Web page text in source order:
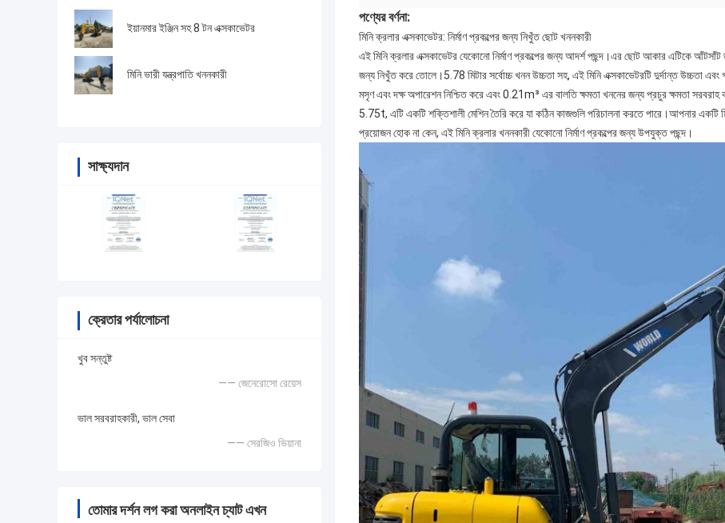
ইয়ানমার ইঞ্জিন সহ 8 টন এক্সকাভেটর
মিনি ভারী যন্ত্রপাতি খননকারী
সাক্ষ্যদান
ক্রেতার পর্যালোচনা
খুব সন্তুষ্ট
—— জেনেরোসো রেয়েস
ভাল সরবরাহকারী, ভাল সেবা
—— সেরজিও ভিয়ানা
তোমার দর্শন লগ করা অনলাইন চ্যাট এখন
পণ্যের বর্ণনা:
মিনি ক্রলার এক্সকাভেটর: নির্মাণ প্রকল্পের জন্য নিখুঁত ছোট খননকারী
এই মিনি ক্রলার এক্সকাভেটর যেকোনো নির্মাণ প্রকল্পের জন্য আদর্শ পছন্দ।এর ছোট আকার এটিকে
জন্য নিখুঁত করে তোলে।5.78 মিটার সর্বোচ্চ খনন উচ্চতা সহ, এই মিনি এক্সকাভেটরটি দুর্দান্ত উচ্চতা
মসৃণ এবং দক্ষ অপারেশন নিশ্চিত করে এবং 0.21m³ এর বালতি ক্ষমতা খননের জন্য প্রচুর ক্ষমতা
5.75t, এটি একটি শক্তিশালী মেশিন তৈরি করে যা কঠিন কাজগুলি পরিচালনা করতে পারে।আপনার একটি
প্রয়োজন হোক না কেন, এই মিনি ক্রলার খননকারী যেকোনো নির্মাণ প্রকল্পের জন্য উপযুক্ত পছন্দ।